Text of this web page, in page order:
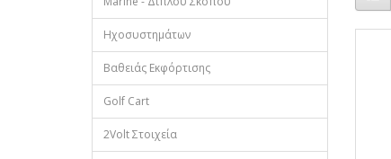
Ηχοσυστημάτων
Βαθειάς Εκφόρτισης
Golf Cart
2Volt Στοιχεία